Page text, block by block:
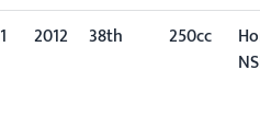
1
2012 38th 250cc